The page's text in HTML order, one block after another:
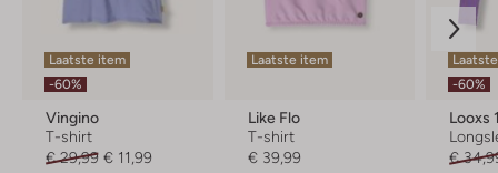
Laatste item
-60%
Vingino
T-shirt
€ 29,99 € 11,99
Laatste item
Like Flo
T-shirt
€ 39,99
-60%
Looxs
€